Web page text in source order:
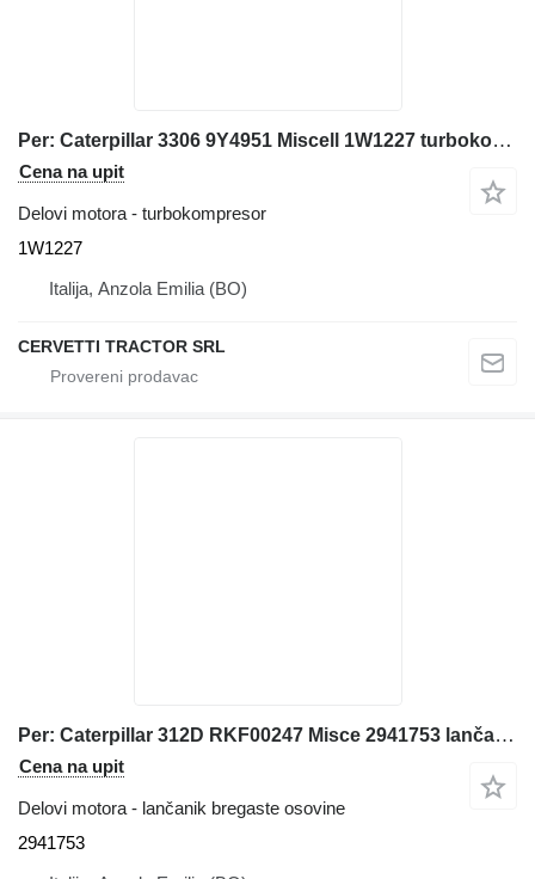
Per: Caterpillar 3306 9Y4951 Miscell 1W1227 turbokompresor za Caterpillar bagera
Cena na upit
Delovi motora - turbokompresor
1W1227
Italija, Anzola Emilia (BO)
CERVETTI TRACTOR SRL
Per: Caterpillar 312D RKF00247 Misce 2941753 lančanik bregaste osovine za Caterpillar 312D bagera
Cena na upit
Delovi motora - lančanik bregaste osovine
2941753